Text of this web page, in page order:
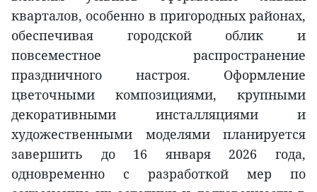
кварталов, особенно в пригородных районах,
обеспечивая городской облик и
повсеместное распространение
праздничного настроя. Оформление
цветочными композициями, крупными
декоративными инсталляциями и
художественными моделями планируется
завершить до 16 января 2026 года,
одновременно с разработкой мер по